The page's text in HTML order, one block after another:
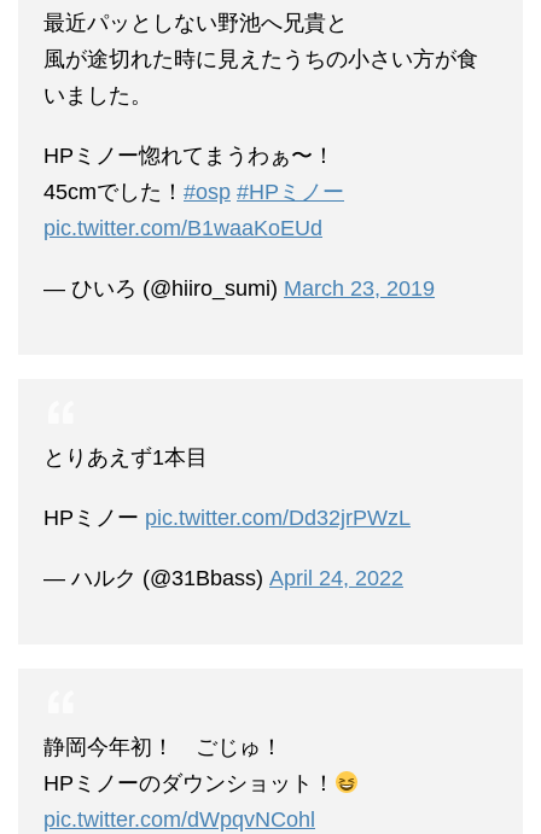
最近パッとしない野池へ兄貴と
風が途切れた時に見えたうちの小さい方が食
いました。
HPミノー惚れてまうわぁ〜！
45cmでした！ #osp #HPミノー
pic.twitter.com/B1waaKoEUd
— ひいろ (@hiiro_sumi) March 23, 2019
とりあえず1本目
HPミノー pic.twitter.com/Dd32jrPWzL
— ハルク (@31Bbass) April 24, 2022
静岡今年初！ ごじゅ！
HPミノーのダウンショット！
pic.twitter.com/dWpqvNCohl